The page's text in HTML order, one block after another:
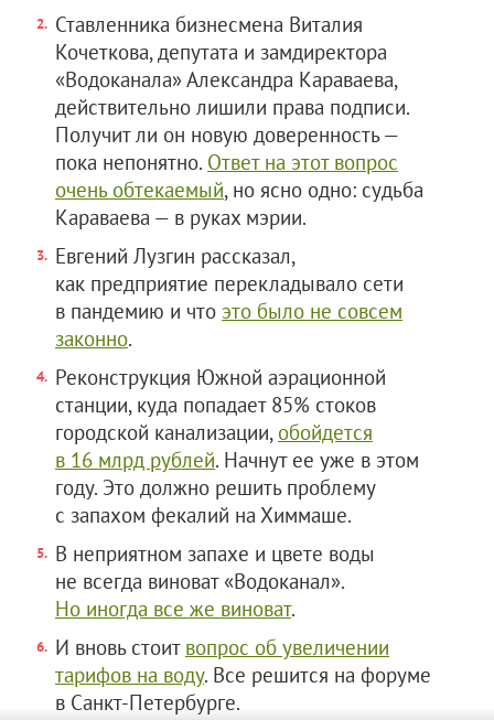
Ставленника бизнесмена Виталия
Кочеткова, депутата и замдиректора
«Водоканала» Александра Караваева,
действительно лишили права подписи.
Получит ли он новую доверенность —
пока непонятно. Ответ на этот вопрос
очень обтекаемый, но ясно одно: судьба
Караваева — в руках мэрии.
Евгений Лузгин рассказал,
как предприятие перекладывало сети
в пандемию и что это было не совсем
законно.
Реконструкция Южной аэрационной
станции, куда попадает 85% стоков
городской канализации, обойдется
в 16 млрд рублей. Начнут ее уже в этом
году. Это должно решить проблему
с запахом фекалий на Химмаше.
В неприятном запахе и цвете воды
не всегда виноват «Водоканал».
Но иногда все же виноват.
И вновь стоит вопрос об увеличении
тарифов на воду. Все решится на форуме
в Санкт-Петербурге.